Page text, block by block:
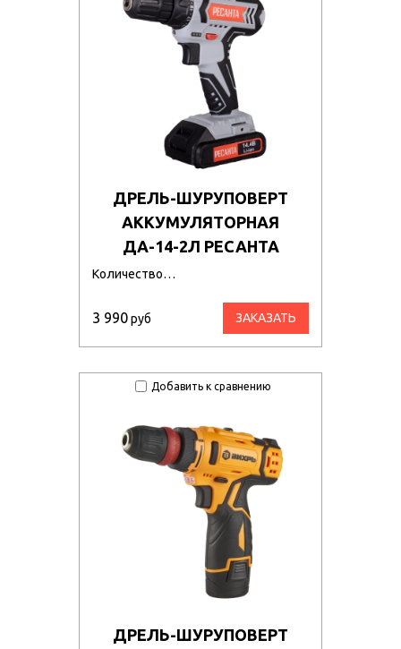
ДРЕЛЬ-ШУРУПОВЕРТ
АККУМУЛЯТОРНАЯ
ДА-14-2Л РЕСАНТА
Количество…
3 990руб ЗАКАЗАТЬ
Добавить к сравнению
ДРЕЛЬ-ШУРУПОВЕРТ